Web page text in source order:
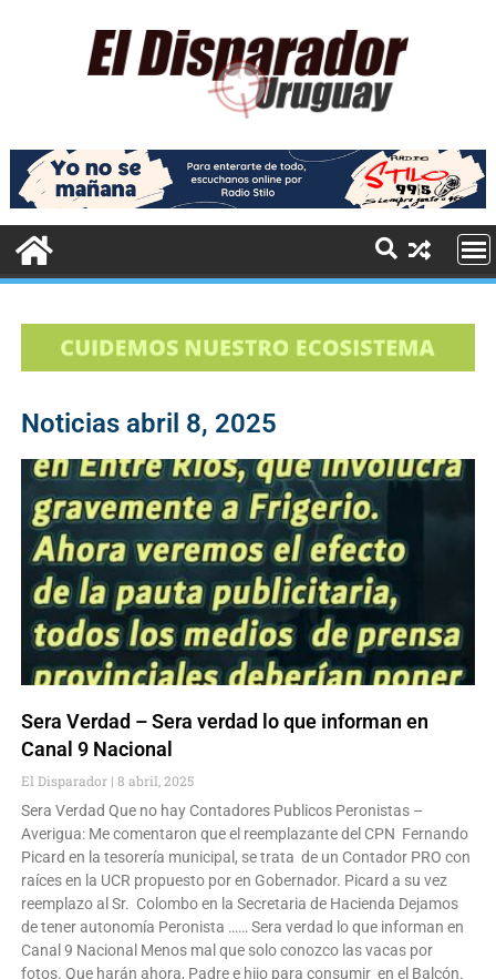
Noticias abril 8, 2025
Sera Verdad – Sera verdad lo que informan en
Canal 9 Nacional
El Disparador 8 abril, 2025
Sera Verdad Que no hay Contadores Publicos Peronistas –
Averigua: Me comentaron que el reemplazante del CPN Fernando
Picard en la tesorería municipal, se trata de un Contador PRO con
raíces en la UCR propuesto por en Gobernador. Picard a su vez
reemplazo al Sr. Colombo en la Secretaria de Hacienda Dejamos
de tener autonomía Peronista …… Sera verdad lo que informan en
Canal 9 Nacional Menos mal que solo conozco las vacas por
fotos. Que harán ahora, Padre e hijo para consumir en el Balcón.